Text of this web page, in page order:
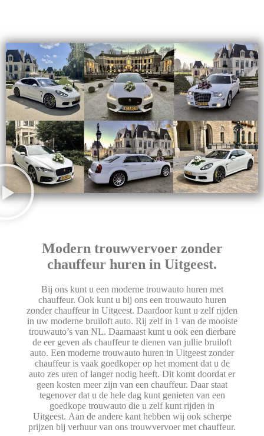
Modern trouwvervoer zonder
chauffeur huren in Uitgeest.
Bij ons kunt u een moderne trouwauto huren met
chauffeur. Ook kunt u bij ons een trouwauto huren
zonder chauffeur in Uitgeest. Daardoor kunt u zelf rijden
in uw moderne bruiloft auto. Rij zelf in 1 van de mooiste
trouwauto’s van NL. Daarnaast kunt u ook een dierbare
de eer geven als chauffeur te dienen van jullie bruiloft
auto. Een moderne trouwauto huren in Uitgeest zonder
chauffeur is vaak goedkoper op het moment dat u de
auto zes uren of langer nodig heeft. Dit komt doordat er
geen kosten meer zijn van een chauffeur. Daar staat
tegenover dat u de hele dag kunt genieten van een
goedkope trouwauto die u zelf kunt rijden in
Uitgeest. Aan de andere kant hebben wij ook scherpe
prijzen bij verhuur van ons trouwvervoer met chauffeur.